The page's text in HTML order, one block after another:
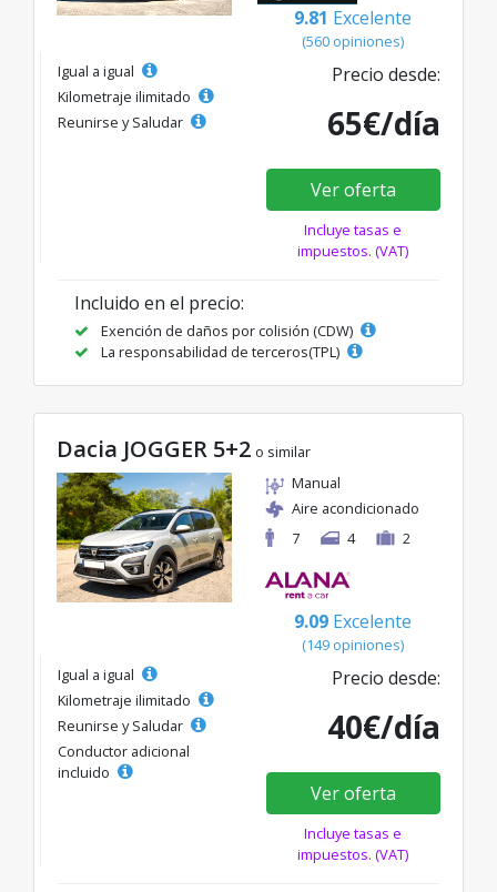
9.81 Excelente
(560 opiniones)
Igual a igual
Kilometraje ilimitado
Reunirse y Saludar
Precio desde:
65€/día
Ver oferta
Incluye tasas e
impuestos. (VAT)
Incluido en el precio:
Exención de daños por colisión (CDW)
La responsabilidad de terceros(TPL)
Dacia JOGGER 5+2 o similar
Manual
Aire acondicionado
7
4 2
9.09 Excelente
(149 opiniones)
Igual a igual
Kilometraje ilimitado
Reunirse y Saludar
Conductor adicional
incluido
Precio desde:
40€/día
Ver oferta
Incluye tasas e
impuestos. (VAT)